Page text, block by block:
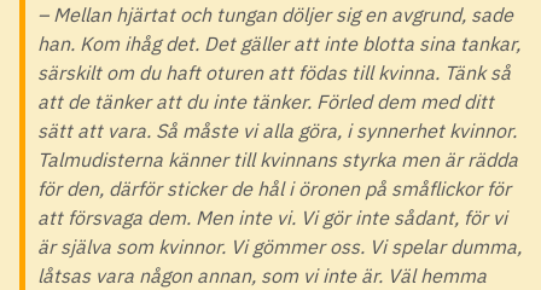
– Mellan hjärtat och tungan döljer sig en avgrund, sade
han. Kom ihåg det. Det gäller att inte blotta sina tankar,
särskilt om du haft oturen att födas till kvinna. Tänk så
att de tänker att du inte tänker. Förled dem med ditt
sätt att vara. Så måste vi alla göra, i synnerhet kvinnor.
Talmudisterna känner till kvinnans styrka men är rädda
för den, därför sticker de hål i öronen på småflickor för
att försvaga dem. Men inte vi. Vi gör inte sådant, för vi
är själva som kvinnor. Vi gömmer oss. Vi spelar dumma,
låtsas vara någon annan, som vi inte är. Väl hemma